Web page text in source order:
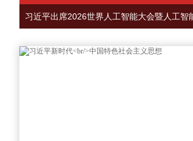
习近平出席2026世界人工智能大会暨人工